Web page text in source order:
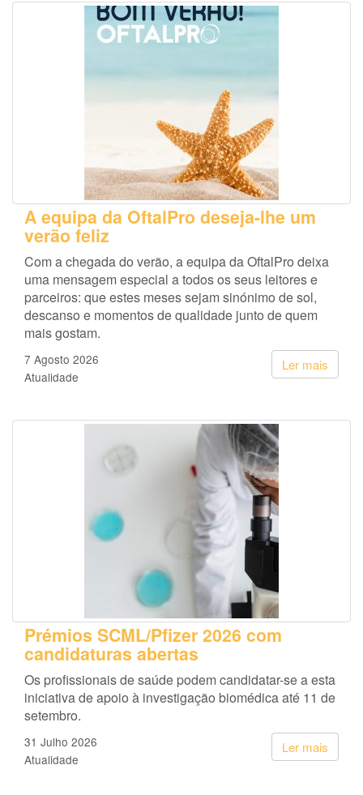
A equipa da OftalPro deseja-lhe um
verão feliz
Com a chegada do verão, a equipa da OftalPro deixa
uma mensagem especial a todos os seus leitores e
parceiros: que estes meses sejam sinónimo de sol,
descanso e momentos de qualidade junto de quem
mais gostam.
Ler mais
7 Agosto 2026
Atualidade
Prémios SCML/Pfizer 2026 com
candidaturas abertas
Os profissionais de saúde podem candidatar-se a esta
iniciativa de apoio à investigação biomédica até 11 de
setembro.
Ler mais
31 Julho 2026
Atualidade